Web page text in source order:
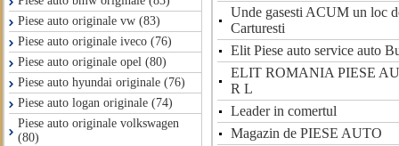
Piese auto originale vw (83)
Piese auto originale iveco (76)
Piese auto originale opel (80)
Piese auto hyundai originale (76)
Piese auto logan originale (74)
Piese auto originale volkswagen
(80)
Unde gasesti ACUM un loc
Carturesti
Elit Piese auto service auto
ELIT ROMANIA PIESE
R L
Leader in comertul
Magazin de PIESE AUTO